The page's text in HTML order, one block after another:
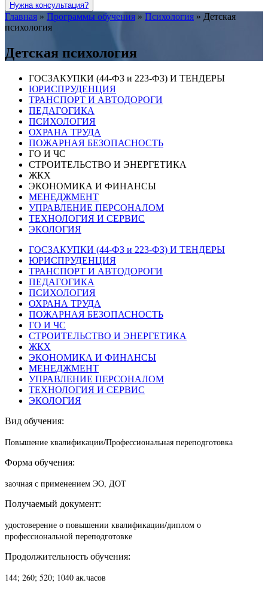
Нужна консультация?
Главная » Программы обучения » Психология » Детская
психология
Детская психология
ГОСЗАКУПКИ (44-ФЗ и 223-ФЗ) И ТЕНДЕРЫ
ЮРИСПРУДЕНЦИЯ
ТРАНСПОРТ И АВТОДОРОГИ
ПЕДАГОГИКА
ПСИХОЛОГИЯ
ОХРАНА ТРУДА
ПОЖАРНАЯ БЕЗОПАСНОСТЬ
ГО И ЧС
СТРОИТЕЛЬСТВО И ЭНЕРГЕТИКА
ЖКХ
ЭКОНОМИКА И ФИНАНСЫ
МЕНЕДЖМЕНТ
УПРАВЛЕНИЕ ПЕРСОНАЛОМ
ТЕХНОЛОГИЯ И СЕРВИС
ЭКОЛОГИЯ
ГОСЗАКУПКИ (44-ФЗ и 223-ФЗ) И ТЕНДЕРЫ
ЮРИСПРУДЕНЦИЯ
ТРАНСПОРТ И АВТОДОРОГИ
ПЕДАГОГИКА
ПСИХОЛОГИЯ
ОХРАНА ТРУДА
ПОЖАРНАЯ БЕЗОПАСНОСТЬ
ГО И ЧС
СТРОИТЕЛЬСТВО И ЭНЕРГЕТИКА
ЖКХ
ЭКОНОМИКА И ФИНАНСЫ
МЕНЕДЖМЕНТ
УПРАВЛЕНИЕ ПЕРСОНАЛОМ
ТЕХНОЛОГИЯ И СЕРВИС
ЭКОЛОГИЯ
Вид обучения:
Повышение квалификации/Профессиональная переподготовка
Форма обучения:
заочная с применением ЭО, ДОТ
Получаемый документ:
удостоверение о повышении квалификации/диплом о
профессиональной переподготовке
Продолжительность обучения:
144; 260; 520; 1040 ак.часов